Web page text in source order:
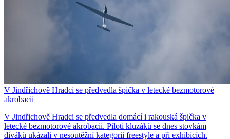
V Jindřichově Hradci se předvedla špička v letecké bezmotorové
akrobacii
V Jindřichově Hradci se předvedla domácí i rakouská špička v
letecké bezmotorové akrobacii. Piloti kluzáků se dnes stovkám
diváků ukázali v nesoutěžní kategorii freestyle a při exhibicích.